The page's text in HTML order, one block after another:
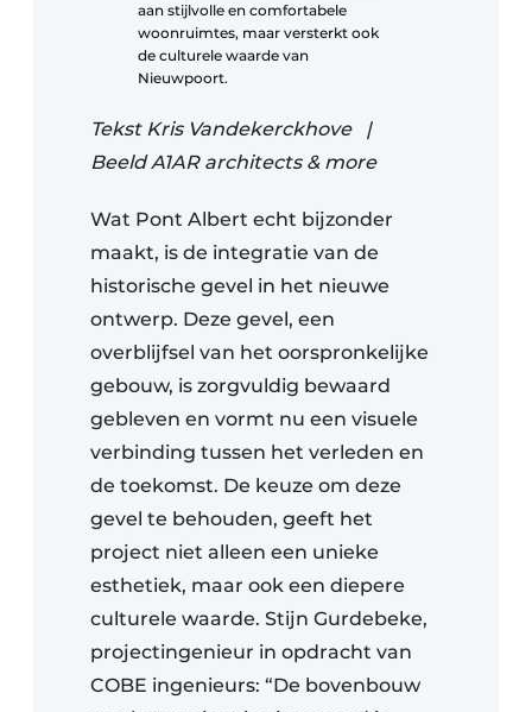
aan stijlvolle en comfortabele
woonruimtes, maar versterkt ook
de culturele waarde van
Nieuwpoort.
Tekst Kris Vandekerckhove |
Beeld A1AR architects & more
Wat Pont Albert echt bijzonder
maakt, is de integratie van de
historische gevel in het nieuwe
ontwerp. Deze gevel, een
overblijfsel van het oorspronkelijke
gebouw, is zorgvuldig bewaard
gebleven en vormt nu een visuele
verbinding tussen het verleden en
de toekomst. De keuze om deze
gevel te behouden, geeft het
project niet alleen een unieke
esthetiek, maar ook een diepere
culturele waarde. Stijn Gurdebeke,
projectingenieur in opdracht van
COBE ingenieurs: “De bovenbouw